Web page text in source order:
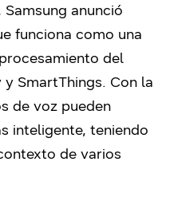
anunció
funciona como una
del
SmartThings. Con la
de voz pueden
inteligente, teniendo
de varios